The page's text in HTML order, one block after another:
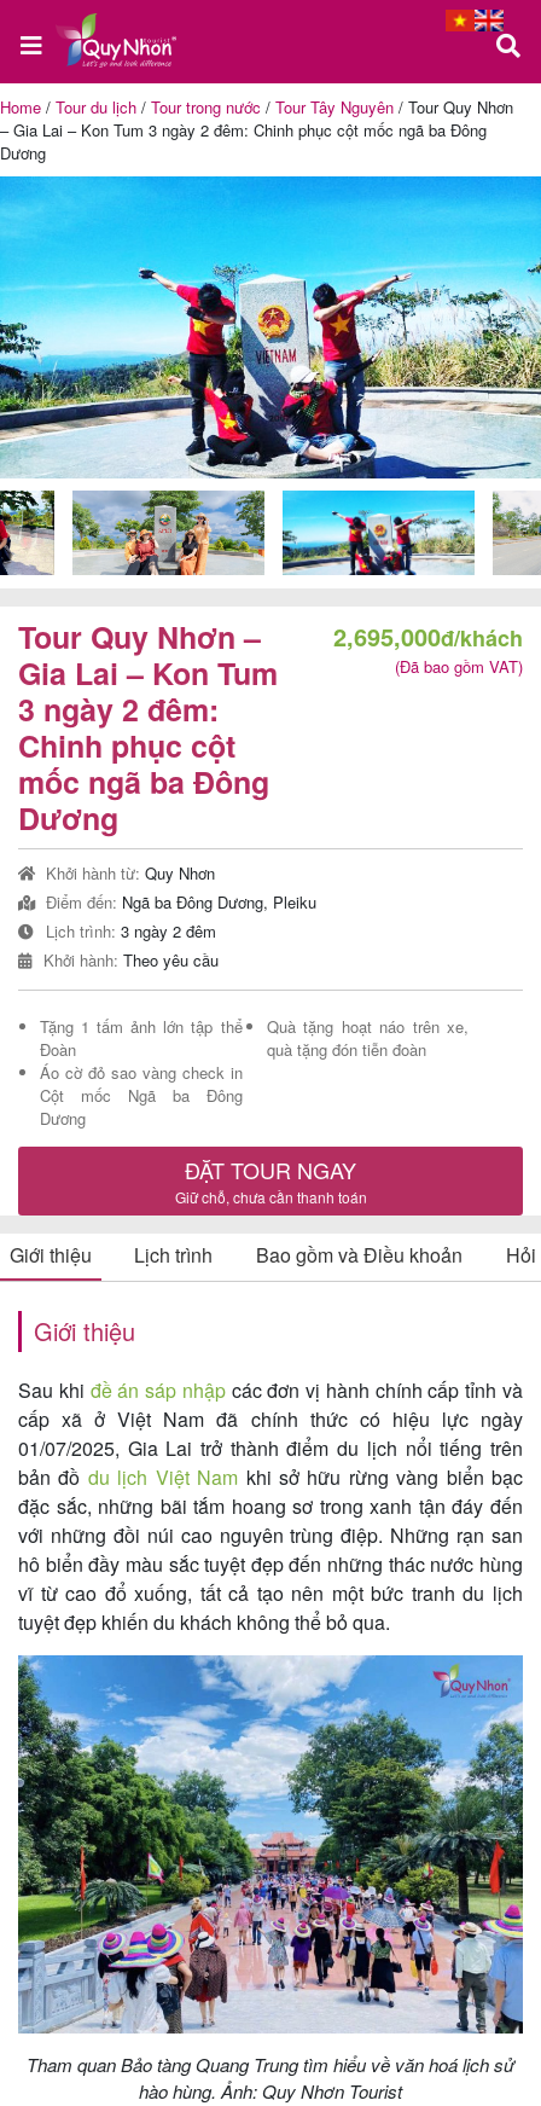
Trang
chủ
Tour
Quy
Nhơn
Tour
Phú
Yên
Tour
trong
nước
Combo
Quy
Nhơn
Lịch
khởi
hành
du
lịch
Quy
Nhơn
Tourist
Cảm
nhận
khách
hàng
Tuyển
dụng
Liên
hệ
Home / Tour du lịch / Tour trong nước / Tour Tây Nguyên / Tour Quy Nhơn
– Gia Lai – Kon Tum 3 ngày 2 đêm: Chinh phục cột mốc ngã ba Đông
Dương
Tour Quy Nhơn –
Gia Lai – Kon Tum
3 ngày 2 đêm:
Chinh phục cột
mốc ngã ba Đông
Dương
2,695,000đ/khách
(Đã bao gồm VAT)
Khởi hành từ: Quy Nhơn
Điểm đến: Ngã ba Đông Dương, Pleiku
Lịch trình: 3 ngày 2 đêm
Khởi hành: Theo yêu cầu
Tặng 1 tấm ảnh lớn tập thể
Đoàn
Quà tặng hoạt náo trên xe,
quà tặng đón tiễn đoàn
Áo cờ đỏ sao vàng check in
Cột mốc Ngã ba Đông
Dương
ĐẶT TOUR NGAY
Giữ chỗ, chưa cần thanh toán
Giới thiệu Lịch trình Bao gồm và Điều khoản
Giới thiệu
Sau khi đề án sáp nhậpcác đơn vị hành chính cấp tỉnh và
cấp xã ở Việt Nam đã chính thức có hiệu lực ngày
01/07/2025, Gia Lai trở thành điểm du lịch nổi tiếng trên
bản đồ du lịch Việt Nam khi sở hữu rừng vàng biển bạc
đặc sắc, những bãi tắm hoang sơ trong xanh tận đáy đến
với những đồi núi cao nguyên trùng điệp. Những rạn san
hô biển đầy màu sắc tuyệt đẹp đến những thác nước hùng
vĩ từ cao đổ xuống, tất cả tạo nên một bức tranh du lịch
tuyệt đẹp khiến du khách không thể bỏ qua.
Tham quan Bảo tàng Quang Trung tìm hiểu về văn hoá lịch sử
hào hùng. Ảnh: Quy Nhơn Tourist